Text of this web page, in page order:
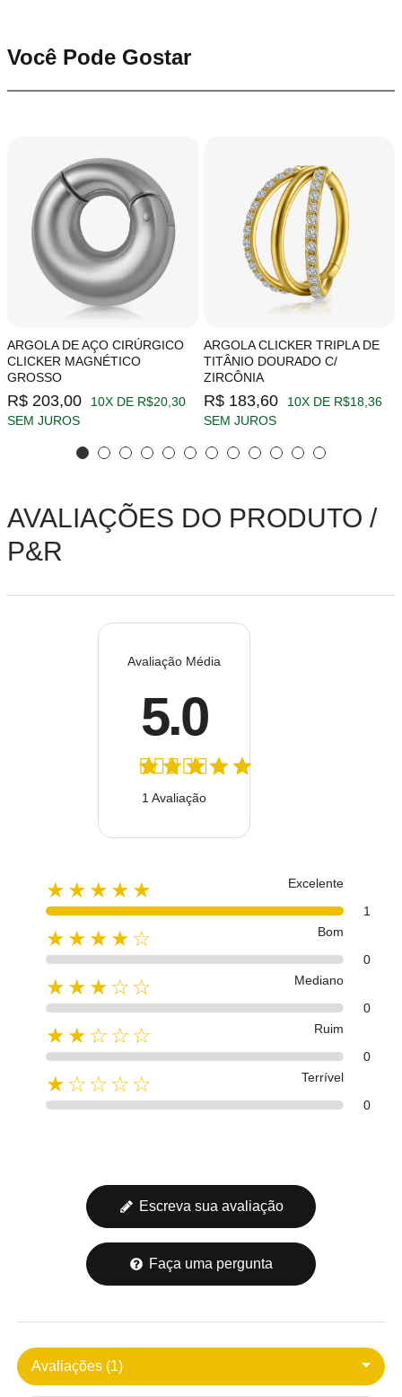
Você Pode Gostar
ARGOLA DE AÇO CIRÚRGICO
CLICKER MAGNÉTICO
GROSSO
R$ 203,00
10X DE R$20,30
SEM JUROS
ARGOLA CLICKER TRIPLA DE
TITÂNIO DOURADO C/
ZIRCÔNIA
R$ 183,60
10X DE R$18,36
SEM JUROS
AVALIAÇÕES DO PRODUTO /
P&R
Avaliação Média
5.0
1 Avaliação
★★★★★
Excelente
1
★★★★☆
Bom
0
★★★☆☆
Mediano
0
★★☆☆☆
Ruim
0
★☆☆☆☆
Terrível
0
Escreva sua avaliação
Faça uma pergunta
Avaliações (1)